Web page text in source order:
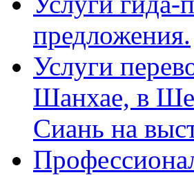
предложения.
Услуги
Шанхае, в
Сиань на